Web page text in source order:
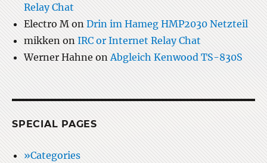
Relay Chat
Electro MonDrin im Hameg HMP2030 Netzteil
mikkenonIRC or Internet Relay Chat
Werner Hahne onAbgleich Kenwood TS-830S
SPECIAL PAGES
»Categories